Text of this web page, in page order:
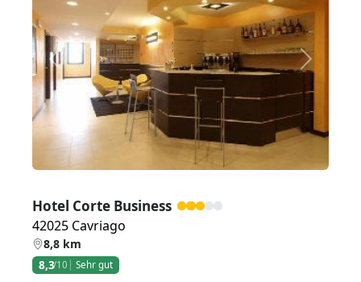
Zurück Weiter
Hotel Corte Business
42025 Cavriago
8,8 km
8,3/10 Sehr gut